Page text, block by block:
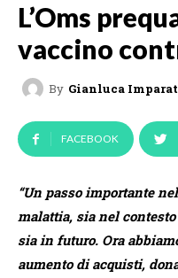
L’Oms
vaccino
By Gianluca
FACEBOOK
“Un passo importante
malattia, sia nel
sia in futuro. Ora
aumento di acquisti,